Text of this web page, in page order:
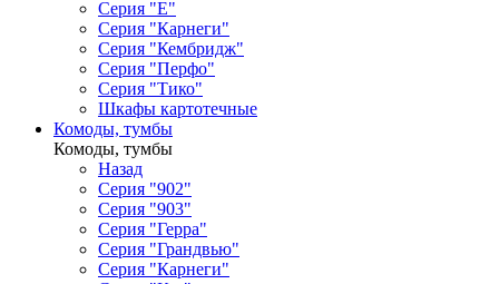
Серия "Е"
Серия "Карнеги"
Серия "Кембридж"
Серия "Перфо"
Серия "Тико"
Шкафы картотечные
Комоды, тумбы
Комоды, тумбы
Назад
Серия "902"
Серия "903"
Серия "Герра"
Серия "Грандвью"
Серия "Карнеги"